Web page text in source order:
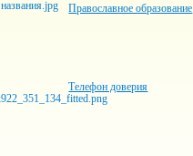
Православное образование
Телефон доверия